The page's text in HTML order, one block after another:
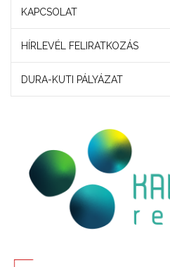
KAPCSOLAT
HÍRLEVÉL FELIRATKOZÁS
DURA-KUTI PÁLYÁZAT